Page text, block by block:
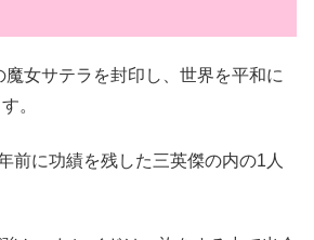
魔女サテラを封印し、世界を平和に
。
前に功績を残した三英傑の内の1人